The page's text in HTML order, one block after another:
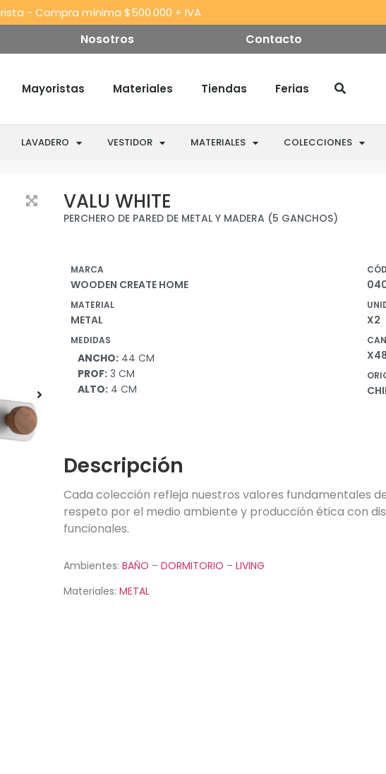
- Compra mínima $500.000 + IVA
Nosotros Contacto
Mayoristas Materiales Tiendas Ferias
LAVADERO VESTIDOR MATERIALES COLECCIONES
VALU WHITE
PERCHERO DE PARED DE METAL Y MADERA (5 GANCHOS)
MARCA
WOODEN CREATE HOME
MATERIAL
METAL
MEDIDAS
ANCHO: 44 CM
PROF: 3 CM
ALTO: 4 CM
X2
X48
Descripción
Cada colección refleja nuestros valores fundamentales
respeto por el medio ambiente y producción ética con
funcionales.
Ambientes: BAÑO – DORMITORIO – LIVING
Materiales: METAL